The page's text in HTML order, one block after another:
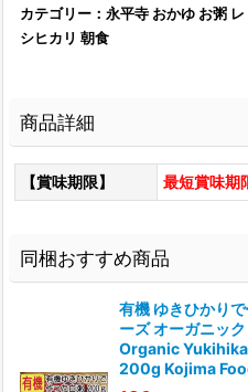
カテゴリー：永平寺 おかゆ お粥
シヒカリ 朝食
商品詳細
【賞味期限】 最短賞味
同梱おすすめ商品
有機 ゆきひかり
ーズ オーガニッ
Organic
200g Kojima